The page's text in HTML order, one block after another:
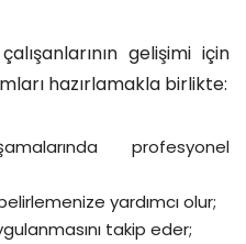
gelişimi için
hazırlamakla birlikte:
profesyonel
yardımcı olur;
takip eder;